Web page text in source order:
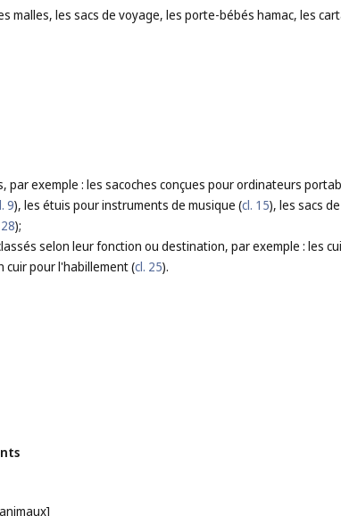
malles, les sacs de voyage, les porte-bébés hamac, les
exemple : les sacoches conçues pour ordinateurs
9), les étuis pour instruments de musique (cl. 15), les sacs
);
selon leur fonction ou destination, par exemple : les
cuir pour l'habillement (cl. 25).